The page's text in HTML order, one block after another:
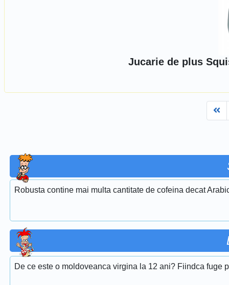
Jucarie de plus
Robusta contine mai multa cantitate de cofeina decat
De ce este o moldoveanca virgina la 12 ani? Fiindca fuge